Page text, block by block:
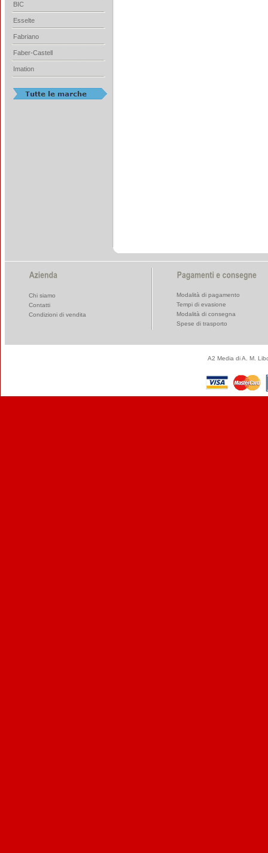
BIC
Esselte
Fabriano
Faber-Castell
Imation
Chi siamo
Contatti
Condizioni di vendita
Modalità di pagamento
Tempi di evasione
Modalità di consegna
Spese di trasporto
A2 Media di A. M.